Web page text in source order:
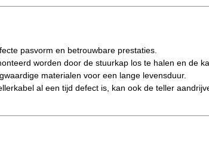
pasvorm en betrouwbare prestaties.
worden door de stuurkap los te halen en de
materialen voor een lange levensduur.
al een tijd defect is, kan ook de teller